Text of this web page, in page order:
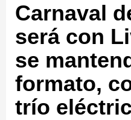
Carnaval
será con
se
formato,
trío